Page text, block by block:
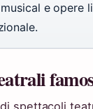
musical e opere